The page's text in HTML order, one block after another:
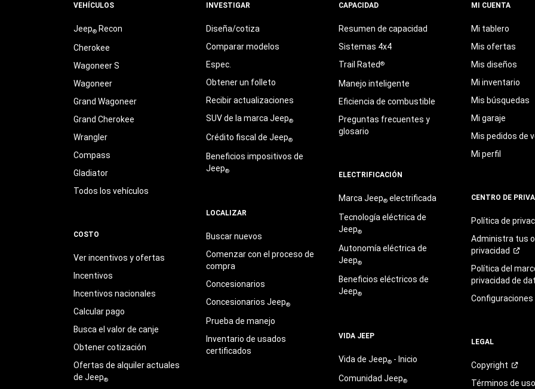
VEHÍCULOS
Jeep®Recon
Cherokee
Wagoneer S
Wagoneer
Grand Wagoneer
Grand Cherokee
Wrangler
Compass
Gladiator
Todos los vehículos
COSTO
Ver incentivos y ofertas
Incentivos
Incentivos nacionales
Calcular pago
Busca el valor de canje
Obtener cotización
Ofertas de alquiler actuales
de Jeep®
INVESTIGAR
Diseña/cotiza
Comparar modelos
Espec.
Obtener un folleto
Recibir actualizaciones
SUV de la marca Jeep®
Crédito fiscal de Jeep®
Beneficios impositivos de
Jeep®
LOCALIZAR
Buscar nuevos
Comenzar con el proceso de
compra
Concesionarios
Concesionarios Jeep®
Prueba de manejo
Inventario de usados
certificados
CAPACIDAD
Resumen de capacidad
Sistemas 4x4
Trail Rated®
Manejo inteligente
Eficiencia de combustible
Preguntas frecuentes y
glosario
ELECTRIFICACIÓN
Marca Jeep®electrificada
Tecnología eléctrica de
Jeep®
Autonomía eléctrica de
Jeep®
Beneficios eléctricos de
Jeep®
VIDA JEEP
Vida de Jeep®- Inicio
Comunidad Jeep®
MI CUENTA
Mi tablero
Mis ofertas
Mis diseños
Mi inventario
Mis búsquedas
Mi garaje
Mis pedidos de
Mi perfil
CENTRO DE
Política de
Administra tus
privacidad
Política del
privacidad de
Configuraciones
LEGAL
Copyright
Términos deuso